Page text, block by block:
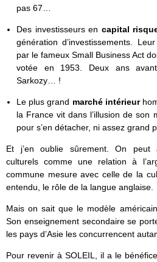
pas 67…
Des investisseurs en capital
génération d’investissements.
par le fameux Small Business Act
votée en 1953. Deux ans
Sarkozy… !
Le plus grand marché intérieur
la France vit dans l’illusion de son
pour s’en détacher, ni assez grand
Et j’en oublie sûrement. On peut
culturels comme une relation à
commune mesure avec celle de la
entendu, le rôle de la langue anglaise.
Mais on sait que le modèle
Son enseignement secondaire se
les pays d’Asie les concurrencent
Pour revenir à SOLEIL, il a le